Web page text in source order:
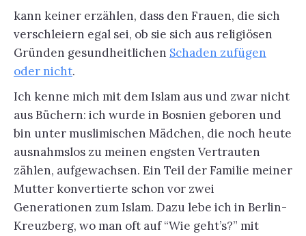
kann keiner erzählen, dass den Frauen, die sich
verschleiern egal sei, ob sie sich aus religiösen
Gründen gesundheitlichen Schaden zufügen
oder nicht.
Ich kenne mich mit dem Islam aus und zwar nicht
aus Büchern: ich wurde in Bosnien geboren und
bin unter muslimischen Mädchen, die noch heute
ausnahmslos zu meinen engsten Vertrauten
zählen, aufgewachsen. Ein Teil der Familie meiner
Mutter konvertierte schon vor zwei
Generationen zum Islam. Dazu lebe ich in Berlin-
Kreuzberg, wo man oft auf “Wie geht’s?” mit